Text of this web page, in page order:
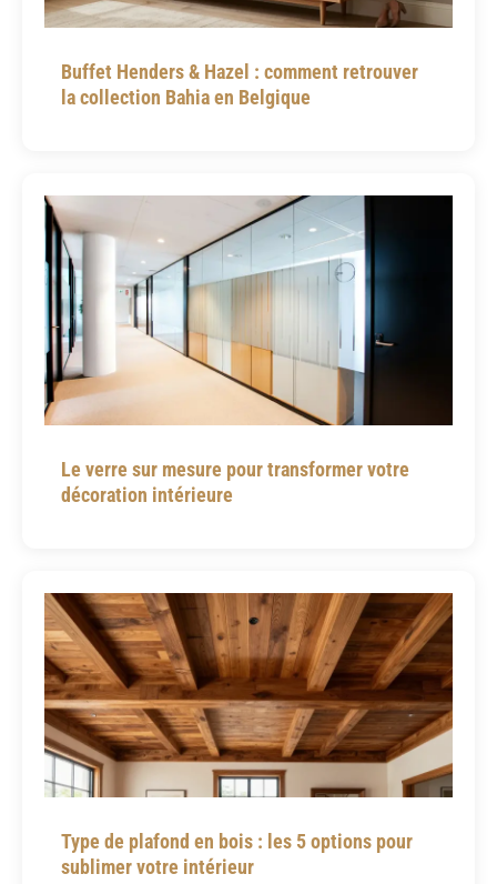
Buffet Henders & Hazel : comment retrouver
la collection Bahia en Belgique
Le verre sur mesure pour transformer votre
décoration intérieure
Type de plafond en bois : les 5 options pour
sublimer votre intérieur